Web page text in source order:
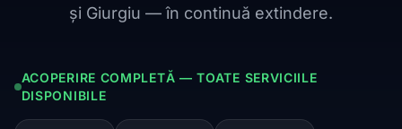
și Giurgiu — în continuă extindere.
ACOPERIRE COMPLETĂ — TOATE SERVICIILE
DISPONIBILE